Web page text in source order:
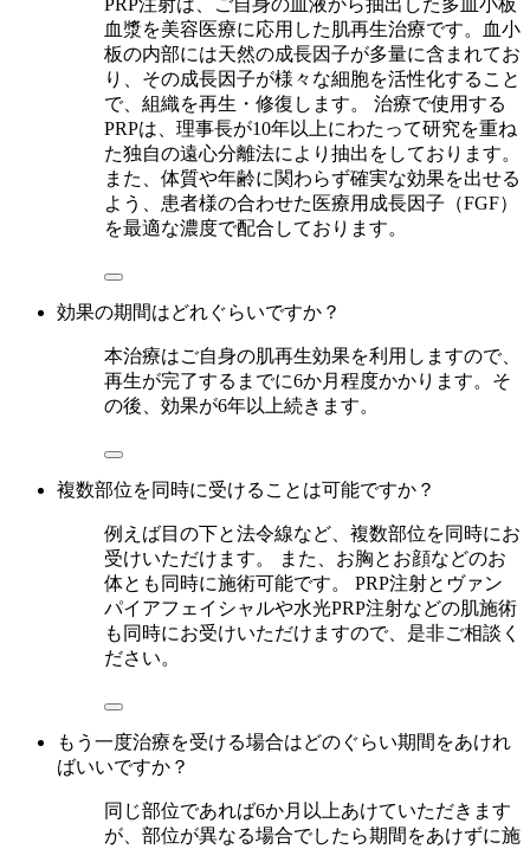
PRP注射は、ご自身の血液から抽出した多血小板
血漿を美容医療に応用した肌再生治療です。血小
板の内部には天然の成長因子が多量に含まれてお
り、その成長因子が様々な細胞を活性化すること
で、組織を再生・修復します。 治療で使用する
PRPは、理事長が10年以上にわたって研究を重ね
た独自の遠心分離法により抽出をしております。
また、体質や年齢に関わらず確実な効果を出せる
よう、患者様の合わせた医療用成長因子（FGF）
を最適な濃度で配合しております。
効果の期間はどれぐらいですか？
本治療はご自身の肌再生効果を利用しますので、
再生が完了するまでに6か月程度かかります。そ
の後、効果が6年以上続きます。
複数部位を同時に受けることは可能ですか？
例えば目の下と法令線など、複数部位を同時にお
受けいただけます。 また、お胸とお顔などのお
体とも同時に施術可能です。 PRP注射とヴァン
パイアフェイシャルや水光PRP注射などの肌施術
も同時にお受けいただけますので、是非ご相談く
ださい。
もう一度治療を受ける場合はどのぐらい期間をあけれ
ばいいですか？
同じ部位であれば6か月以上あけていただきます
が、部位が異なる場合でしたら期間をあけずに施